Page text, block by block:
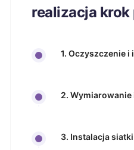
realizacja krok
1. Oczyszczenie
2.
3. Instalacja